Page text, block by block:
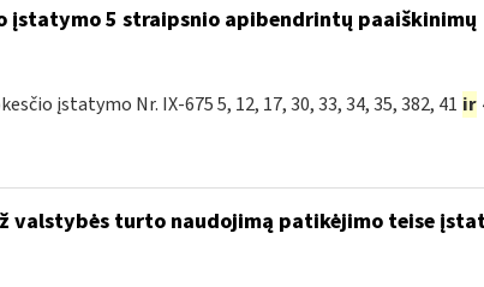
įstatymo 5 straipsnio apibendrintų paaiškinimų
įstatymo Nr. IX-675 5, 12, 17, 30, 33, 34, 35, 382, 41 ir
valstybės turto naudojimą patikėjimo teise